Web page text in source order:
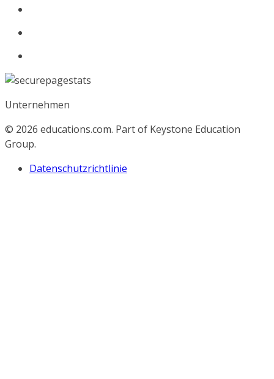
Unternehmen
© 2026 educations.com. Part of Keystone Education
Group.
Datenschutzrichtlinie